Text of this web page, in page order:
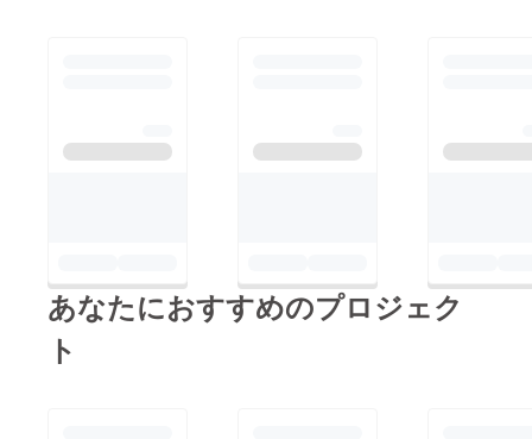
者 吉人
あなたにおすすめのプロジェク
ト